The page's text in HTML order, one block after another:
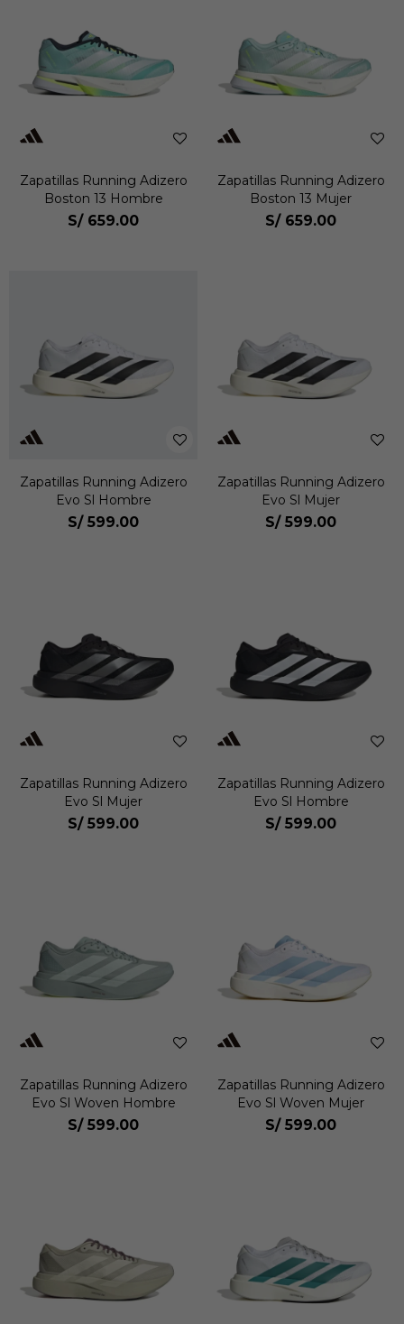
Zapatillas Running Adizero
Boston 13 Hombre
S/ 659.00
Zapatillas Running Adizero
Boston 13 Mujer
S/ 659.00
Zapatillas Running Adizero
Evo Sl Hombre
S/ 599.00
Zapatillas Running Adizero
Evo Sl Mujer
S/ 599.00
Zapatillas Running Adizero
Evo Sl Mujer
S/ 599.00
Zapatillas Running Adizero
Evo Sl Hombre
S/ 599.00
Zapatillas Running Adizero
Evo Sl Woven Hombre
S/ 599.00
Zapatillas Running Adizero
Evo Sl Woven Mujer
S/ 599.00